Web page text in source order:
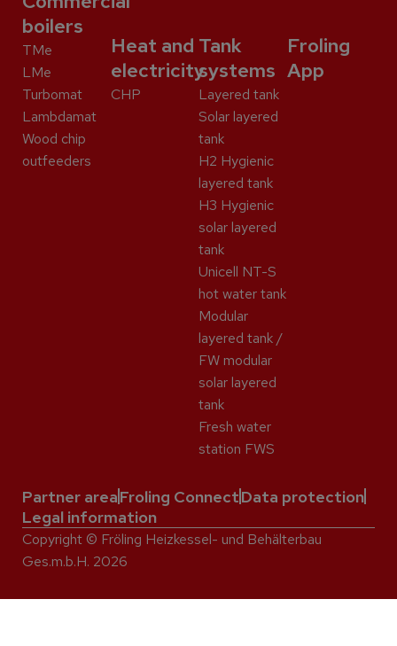
boilers
TMe
LMe
Turbomat
Lambdamat
Wood chip
outfeeders
Heat and
electricity
CHP
Tank
systems
Layered tank
Solar layered
tank
H2 Hygienic
layered tank
H3 Hygienic
solar layered
tank
Unicell NT-S
hot water tank
Modular
layered tank /
FW modular
solar layered
tank
Fresh water
station FWS
Froling
App
Partner areaFroling ConnectData protection
Legal information
Copyright © Fröling Heizkessel- und Behälterbau
Ges.m.b.H. 2026